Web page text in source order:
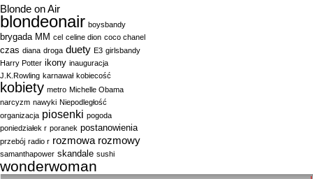
Blonde on Air
blondeonair boysbandy
brygada MM cel celine dion coco chanel
czas diana droga duety E3 girlsbandy
Harry Potter ikony inauguracja
J.K.Rowling karnawał kobiecość
kobiety metro Michelle Obama
narcyzm nawyki Niepodległość
organizacja piosenki pogoda
poniedziałek r poranek postanowienia
przebój radio r rozmowa rozmowy
samanthapower skandale sushi
wonderwoman